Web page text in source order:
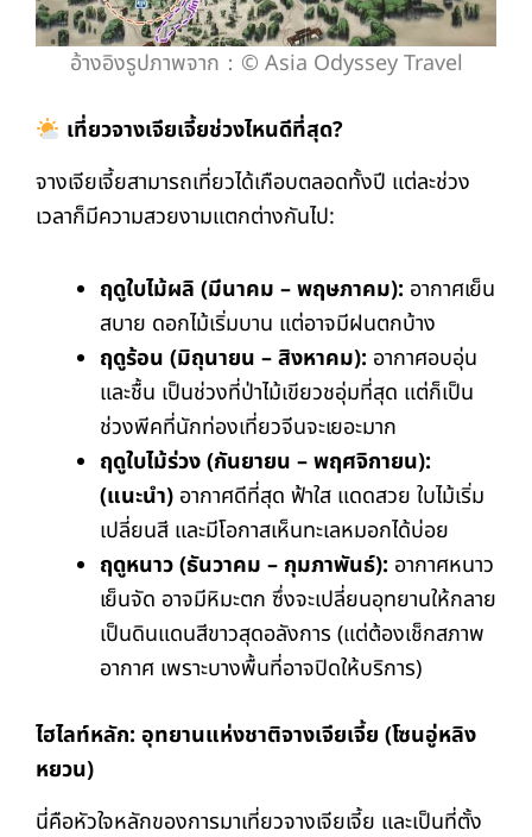
อ้างอิงรูปภาพจาก：© Asia Odyssey Travel
เที่ยวจางเจียเจี้ยช่วงไหนดีที่สุด?
จางเจียเจี้ยสามารถเที่ยวได้เกือบตลอดทั้งปี แต่ละช่วง
เวลาก็มีความสวยงามแตกต่างกันไป:
ฤดูใบไม้ผลิ (มีนาคม – พฤษภาคม): อากาศเย็น
สบาย ดอกไม้เริ่มบาน แต่อาจมีฝนตกบ้าง
ฤดูร้อน (มิถุนายน – สิงหาคม): อากาศอบอุ่น
และชื้น เป็นช่วงที่ป่าไม้เขียวชอุ่มที่สุด แต่ก็เป็น
ช่วงพีคที่นักท่องเที่ยวจีนจะเยอะมาก
ฤดูใบไม้ร่วง (กันยายน – พฤศจิกายน):
(แนะนำ) อากาศดีที่สุด ฟ้าใส แดดสวย ใบไม้เริ่ม
เปลี่ยนสี และมีโอกาสเห็นทะเลหมอกได้บ่อย
ฤดูหนาว (ธันวาคม – กุมภาพันธ์): อากาศหนาว
เย็นจัด อาจมีหิมะตก ซึ่งจะเปลี่ยนอุทยานให้กลาย
เป็นดินแดนสีขาวสุดอลังการ (แต่ต้องเช็กสภาพ
อากาศ เพราะบางพื้นที่อาจปิดให้บริการ)
ไฮไลท์หลัก: อุทยานแห่งชาติจางเจียเจี้ย (โซนอู่หลิง
หยวน)
นี่คือหัวใจหลักของการมาเที่ยวจางเจียเจี้ย และเป็นที่ตั้ง